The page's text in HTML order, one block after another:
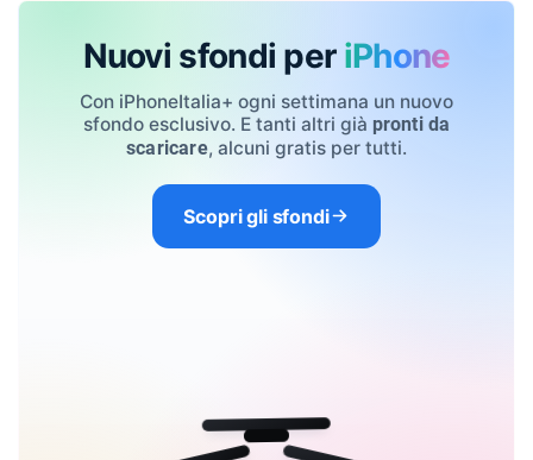
Nuovi sfondi per iPhone
Con iPhoneItalia+ ogni settimana un nuovo
sfondo esclusivo. E tanti altri già pronti da
scaricare, alcuni gratis per tutti.
Scopri gli sfondi